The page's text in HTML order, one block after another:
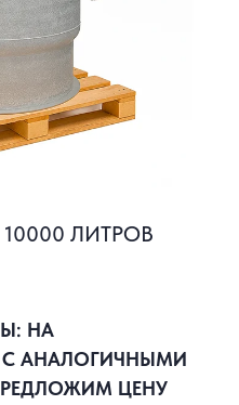
ЛИТРОВ
НА
АНАЛОГИЧНЫМИ
ЦЕНУ